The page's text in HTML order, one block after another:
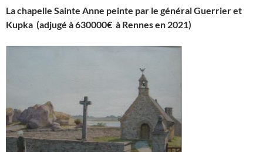
La chapelle Sainte Anne peinte par le général Guerrier et
Kupka (adjugé à 630000€ à Rennes en 2021)